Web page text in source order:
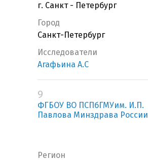
г. Санкт - Петербург
Город
Санкт-Петербург
Исследователи
Агафьина А.С
9
ФГБОУ ВО ПСПбГМУим. И.П.
Павлова Минздрава России
Регион